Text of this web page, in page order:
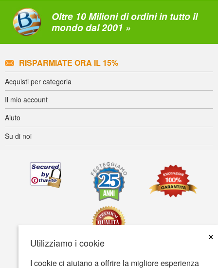
Utilizziamo i cookie
×
I cookie ci aiutano a offrire la migliore esperienza
Oltre 10 Milioni di ordini in tutto il
mondo dal 2001 »
RISPARMIATE ORA IL 15%
Acquisti per categoria
Il mio account
Aiuto
Su di noi
Accessibilità Termini d'uso Tutela della privacy